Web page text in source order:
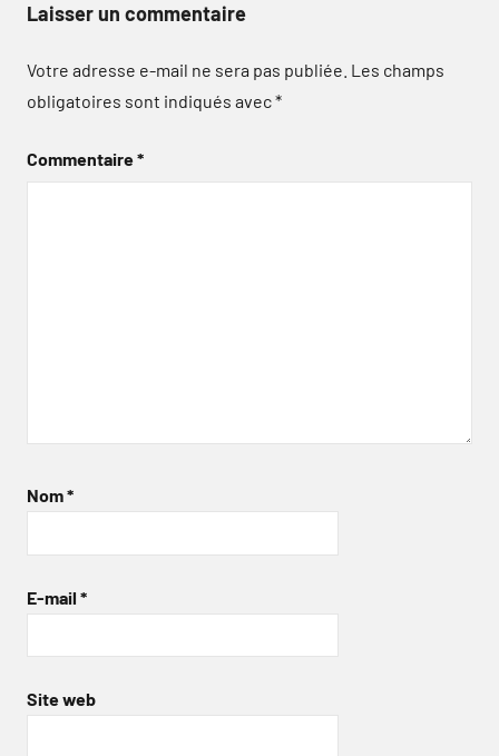
Laisser un commentaire
Votre adresse e-mail ne sera pas publiée. Les champs
obligatoires sont indiqués avec*
Commentaire*
Nom*
E-mail *
Site web